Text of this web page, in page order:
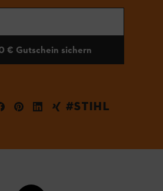
€ Gutschein sichern
#STIHL